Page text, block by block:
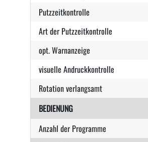
Putzzeitkontrolle
Art der Putzzeitkontrolle
opt. Warnanzeige
visuelle Andruckkontrolle
Rotation verlangsamt
BEDIENUNG
Anzahl der Programme